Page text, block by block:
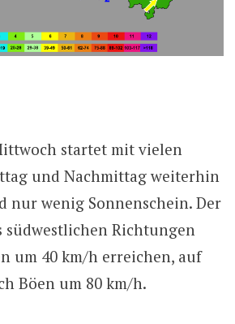
startet mit vielen
und Nachmittag weiterhin
nur wenig Sonnenschein. Der
südwestlichen Richtungen
um 40 km/h erreichen, auf
Böen um 80 km/h.